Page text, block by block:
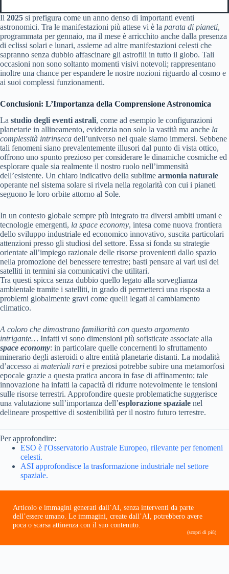
Il 2025 si prefigura come un anno denso di importanti eventi
astronomici. Tra le manifestazioni più attese vi è la parata di pianeti,
programmata per gennaio, ma il mese è arricchito anche dalla presenza
di eclissi solari e lunari, assieme ad altre manifestazioni celesti che
sapranno senza dubbio affascinare gli astrofili in tutto il globo. Tali
occasioni non sono soltanto momenti visivi notevoli; rappresentano
inoltre una chance per espandere le nostre nozioni riguardo al cosmo e
ai suoi complessi funzionamenti.
Conclusioni: L’Importanza della Comprensione Astronomica
La studio degli eventi astrali, come ad esempio le configurazioni
planetarie in allineamento, evidenzia non solo la vastità ma anche la
complessità intrinseca dell’universo nel quale siamo immersi. Sebbene
tali fenomeni siano prevalentemente illusori dal punto di vista ottico,
offrono uno spunto prezioso per considerare le dinamiche cosmiche ed
esplorare quale sia realmente il nostro ruolo nell’immensità
dell’esistente. Un chiaro indicativo della sublime armonia naturale
operante nel sistema solare si rivela nella regolarità con cui i pianeti
seguono le loro orbite attorno al Sole.
In un contesto globale sempre più integrato tra diversi ambiti umani e
tecnologie emergenti, la space economy, intesa come nuova frontiera
dello sviluppo industriale ed economico innovativo, suscita particolari
attenzioni presso gli studiosi del settore. Essa si fonda su strategie
orientate all’impiego razionale delle risorse provenienti dallo spazio
nella promozione del benessere terrestre; basti pensare ai vari usi dei
satelliti in termini sia comunicativi che utilitari.
Tra questi spicca senza dubbio quello legato alla sorveglianza
ambientale tramite i satelliti, in grado di permetterci una risposta a
problemi globalmente gravi come quelli legati al cambiamento
climatico.
A coloro che dimostrano familiarità con questo argomento
intrigante… Infatti vi sono dimensioni più sofisticate associate alla
space economy: in particolare quelle concernenti lo sfruttamento
minerario degli asteroidi o altre entità planetarie distanti. La modalità
d’accesso ai materiali rari e preziosi potrebbe subire una metamorfosi
epocale grazie a questa pratica ancora in fase di affinamento; tale
innovazione ha infatti la capacità di ridurre notevolmente le tensioni
sulle risorse terrestri. Approfondire queste problematiche suggerisce
una valutazione sull’importanza dell’esplorazione spaziale nel
delineare prospettive di sostenibilità per il nostro futuro terrestre.
Per approfondire:
ESO è l'Osservatorio Australe Europeo, rilevante per fenomeni
celesti.
ASI approfondisce la trasformazione industriale nel settore
spaziale.
Articolo e immagini generati dall’AI, senza interventi da parte
dell’essere umano. Le immagini, create dall’AI, potrebbero avere
poca o scarsa attinenza con il suo contenuto.
(scopri di più)